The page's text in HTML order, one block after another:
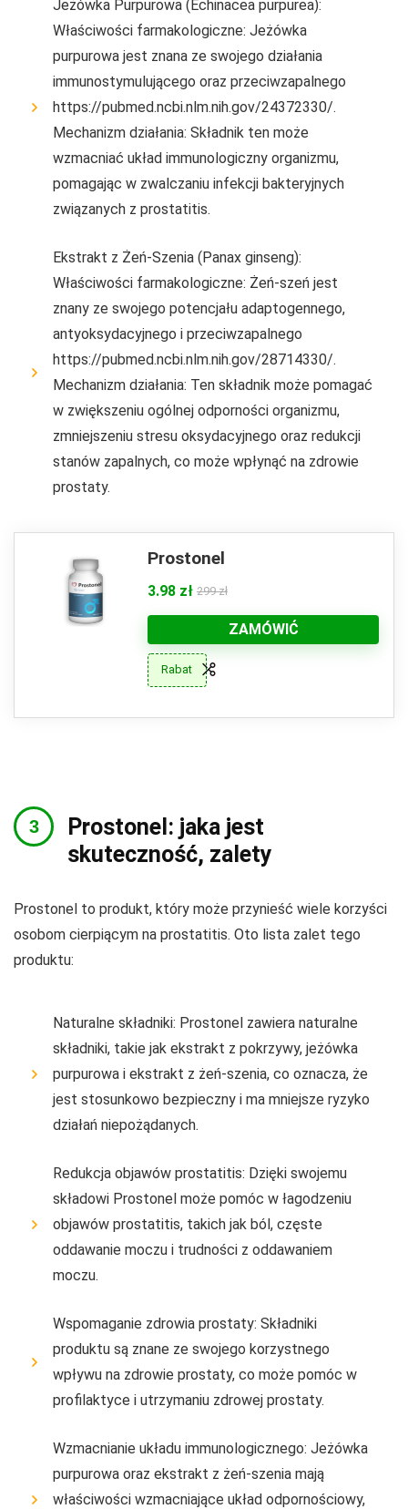
Jeżówka Purpurowa (Echinacea purpurea):
Właściwości farmakologiczne: Jeżówka
purpurowa jest znana ze swojego działania
immunostymulującego oraz przeciwzapalnego
https://pubmed.ncbi.nlm.nih.gov/24372330/.
Mechanizm działania: Składnik ten może
wzmacniać układ immunologiczny organizmu,
pomagając w zwalczaniu infekcji bakteryjnych
związanych z prostatitis.
Ekstrakt z Żeń-Szenia (Panax ginseng):
Właściwości farmakologiczne: Żeń-szeń jest
znany ze swojego potencjału adaptogennego,
antyoksydacyjnego i przeciwzapalnego
https://pubmed.ncbi.nlm.nih.gov/28714330/.
Mechanizm działania: Ten składnik może pomagać
w zwiększeniu ogólnej odporności organizmu,
zmniejszeniu stresu oksydacyjnego oraz redukcji
stanów zapalnych, co może wpłynąć na zdrowie
prostaty.
Prostonel
3.98 zł 299 zł
ZAMÓWIĆ
Rabat
Prostonel: jaka jest
skuteczność, zalety
Prostonel to produkt, który może przynieść wiele korzyści
osobom cierpiącym na prostatitis. Oto lista zalet tego
produktu:
Naturalne składniki: Prostonel zawiera naturalne
składniki, takie jak ekstrakt z pokrzywy, jeżówka
purpurowa i ekstrakt z żeń-szenia, co oznacza, że
jest stosunkowo bezpieczny i ma mniejsze ryzyko
działań niepożądanych.
Redukcja objawów prostatitis: Dzięki swojemu
składowi Prostonel może pomóc w łagodzeniu
objawów prostatitis, takich jak ból, częste
oddawanie moczu i trudności z oddawaniem
moczu.
Wspomaganie zdrowia prostaty: Składniki
produktu są znane ze swojego korzystnego
wpływu na zdrowie prostaty, co może pomóc w
profilaktyce i utrzymaniu zdrowej prostaty.
Wzmacnianie układu immunologicznego: Jeżówka
purpurowa oraz ekstrakt z żeń-szenia mają
właściwości wzmacniające układ odpornościowy,